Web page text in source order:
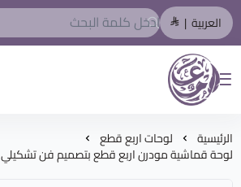
العربية |
المصمم العربي
الرئيسية لوحات اربع قطع
لوحة قماشية مودرن اربع قطع بتصميم فن تشكيلي